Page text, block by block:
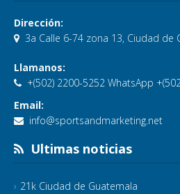
Dirección:
3a Calle 6-74 zona 13, Ciudad de
Llamanos:
+(502) 2200-5252 WhatsApp
Email:
info@sportsandmarketing.net
Ultimas noticias
21k Ciudad de Guatemala